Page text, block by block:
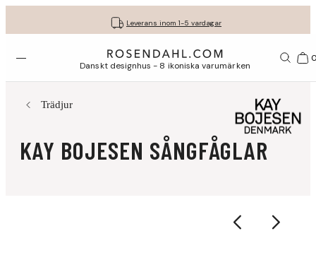
Leverans inom 1-5 vardagar
Fri frakt på köp för minst 849 kr.
30 dagars fri retur med GLS
Få dina presenter fint inslagna
Öppna menyn Danskt designhus - 8 ikoniska varumärken
Trädjur
KAY BOJESEN SÅNGFÅGLAR